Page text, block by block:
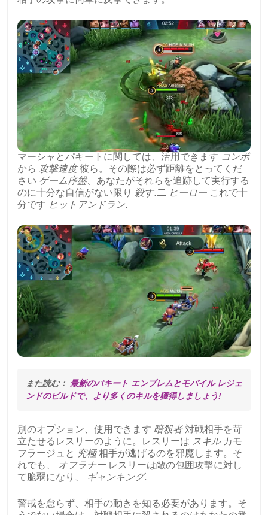
マーシャとパキートに関しては、活用できます コンボ
から 攻撃速度彼ら。その際は必ず距離をとってくだ
さい ゲーム序盤、あなたがそれらを追跡して実行する
のに十分な自信がない限り 殺す.二 ヒーローこれで十
分です ヒットアンドラン.
また読む： 最新のパキート エンブレムとモバイル レジェ
ンドのビルドで、より多くのキルを獲得しましょう!
別のオプション、使用できます 暗殺者対戦相手を苛
立たせるレスリーのように。レスリーは スキルカモ
フラージュと 究極相手が逃げるのを邪魔します。そ
れでも、
オフラナーレスリーは敵の包囲攻撃に対し
て脆弱になり、
ギャンキング.
警戒を怠らず、相手の動きを知る必要があります。そ